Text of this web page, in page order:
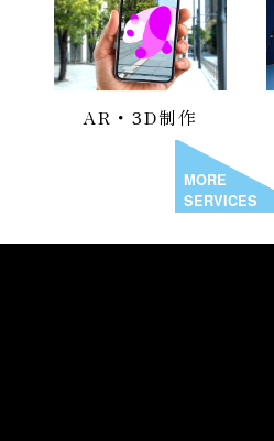
AR・3D制作
MORE
SERVICES